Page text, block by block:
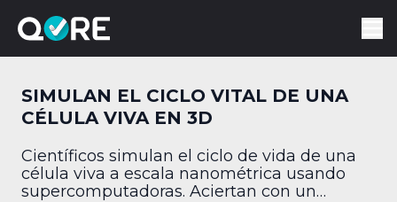
SIMULAN EL CICLO VITAL DE UNA
CÉLULA VIVA EN 3D
Científicos simulan el ciclo de vida de una
célula viva a escala nanométrica usando
supercomputadoras. Aciertan con un